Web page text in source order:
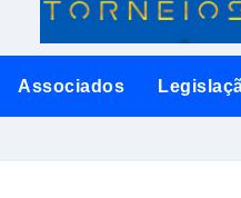
dezenas de criadores em
da Imperatriz e
doméstico
Associados